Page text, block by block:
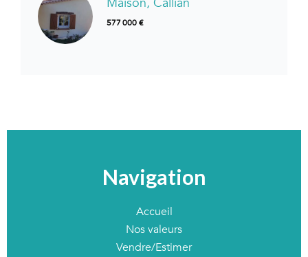
577 000 €
Navigation
Accueil
Nos valeurs
Vendre/Estimer